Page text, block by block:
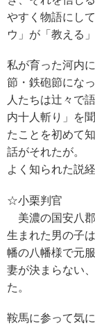
やすく物語にし
ウ」が「教える
私が育った河内
節・鉄砲節にな
人たちは辻々で
内十人斬り」を
たことを初めて知
話がそれたが。
よく知られた説
☆小栗判官
美濃の国安八
生まれた男の子
幡の八幡様で元
妻が決まらない
た。
鞍馬に参って気